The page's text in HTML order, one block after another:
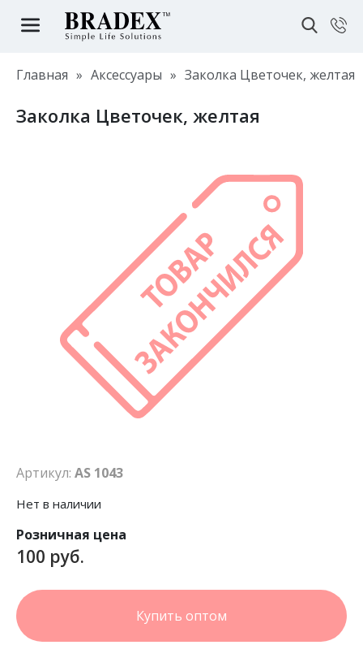
Главная » Аксессуары » Заколка Цветочек, желтая
Заколка Цветочек, желтая
Артикул: AS 1043
Нет в наличии
Розничная цена
100 руб.
Купить оптом